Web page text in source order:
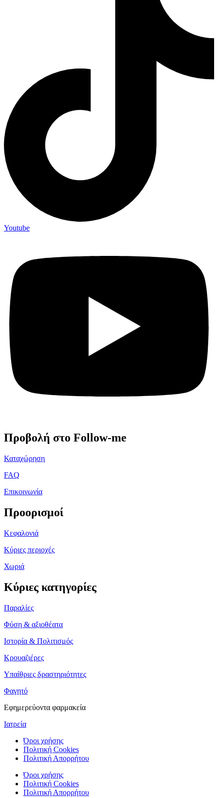
Youtube
Προβολή στο Follow-me
Καταχώρηση
FAQ
Επικοινωνία
Προορισμοί
Κεφαλονιά
Κύριες περιοχές
Χωριά
Κύριες κατηγορίες
Παραλίες
Φύση & αξιοθέατα
Ιστορία & Πολιτισμός
Κρουαζιέρες
Υπαίθριες δραστηριότητες
Φαγητό
Εφημερεύοντα φαρμακεία
Ιατρεία
Όροι χρήσης
Πολιτική Cookies
Πολιτική Απορρήτου
Όροι χρήσης
Πολιτική Cookies
Πολιτική Απορρήτου